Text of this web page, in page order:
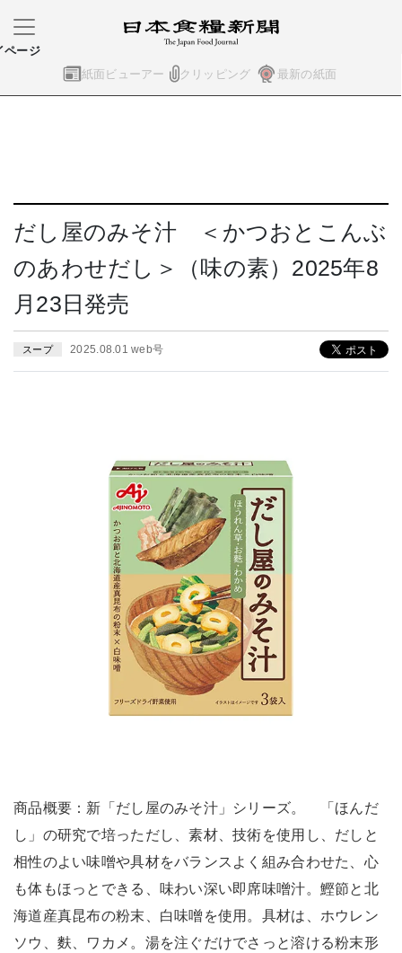
紙面ビューアー クリッピング 最新の紙面
ページ
だし屋のみそ汁 ＜かつおとこんぶ
のあわせだし＞（味の素）2025年8
月23日発売
スープ 2025.08.01 web号
商品概要：新「だし屋のみそ汁」シリーズ。 「ほんだ
し」の研究で培っただし、素材、技術を使用し、だしと
相性のよい味噌や具材をバランスよく組み合わせた、心
も体もほっとできる、味わい深い即席味噌汁。鰹節と北
海道産真昆布の粉末、白味噌を使用。具材は、ホウレン
ソウ、麩、ワカメ。湯を注ぐだけでさっと溶ける粉末形